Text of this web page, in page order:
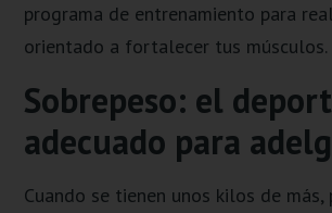
programa de entrenamiento para
orientado a fortalecer tus músculos.
Sobrepeso: el
adecuado para
Cuando se tienen unos kilos de más,